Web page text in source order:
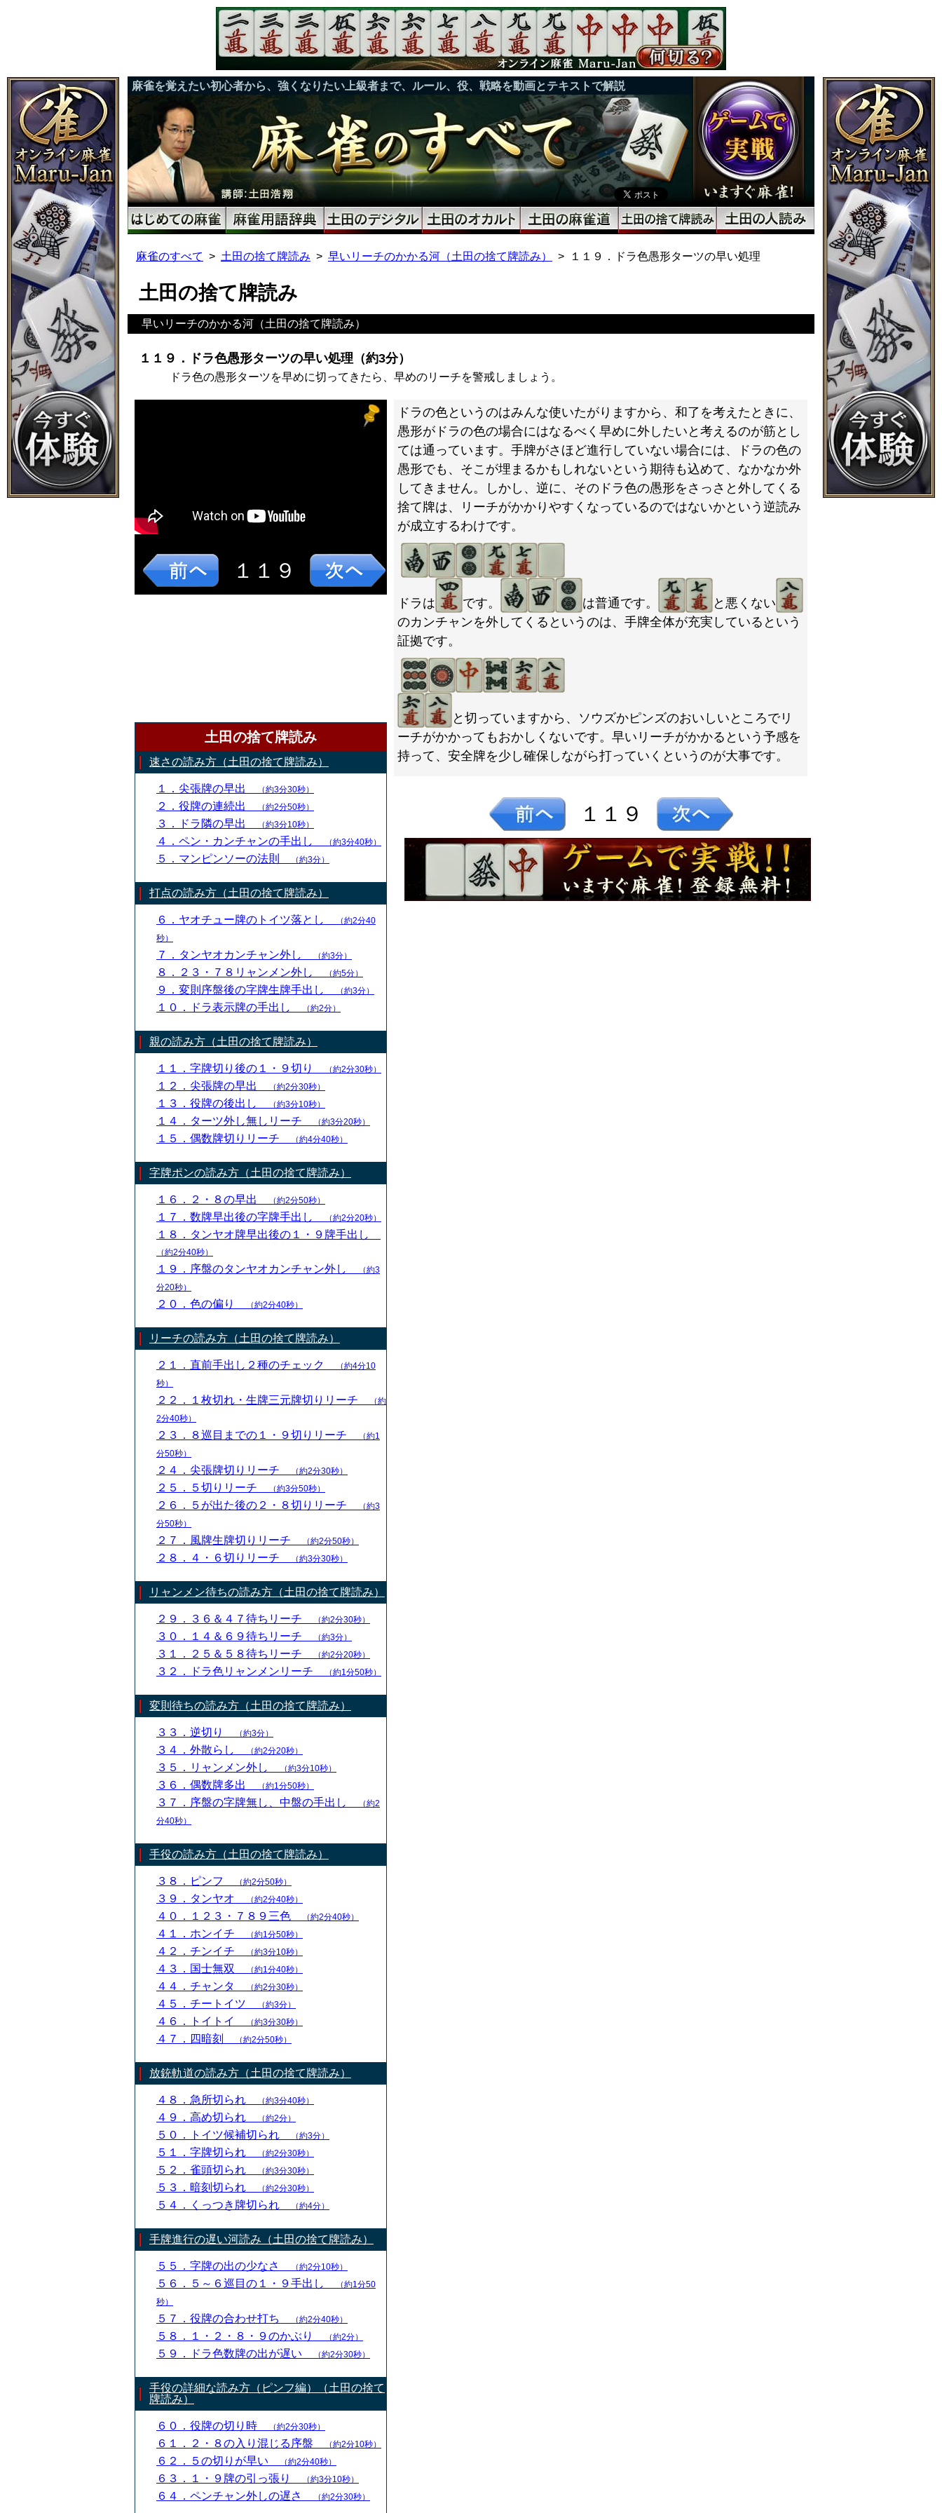
麻雀を覚えたい初心者から、強くなりたい上級者まで、ルール、役、戦略を動画とテキストで解説
麻雀のすべて 土田の捨て牌読み 早いリーチのかかる河（土田の捨て牌読み） １１９．ドラ色愚形ターツの早い処理
土田の捨て牌読み
早いリーチのかかる河（土田の捨て牌読み）
１１９．ドラ色愚形ターツの早い処理（約3分）
ドラ色の愚形ターツを早めに切ってきたら、早めのリーチを警戒しましょう。
１１９
土田の捨て牌読み
速さの読み方（土田の捨て牌読み）
１．尖張牌の早出 （約3分30秒）
２．役牌の連続出 （約2分50秒）
３．ドラ隣の早出 （約3分10秒）
４．ペン・カンチャンの手出し （約3分40秒）
５．マンピンソーの法則 （約3分）
打点の読み方（土田の捨て牌読み）
６．ヤオチュー牌のトイツ落とし
（約2分40
秒）
７．タンヤオカンチャン外し （約3分）
８．２３・７８リャンメン外し （約5分）
９．変則序盤後の字牌生牌手出し （約3分）
１０．ドラ表示牌の手出し （約2分）
親の読み方（土田の捨て牌読み）
１１．字牌切り後の１・９切り （約2分30秒）
１２．尖張牌の早出 （約2分30秒）
１３．役牌の後出し （約3分10秒）
１４．ターツ外し無しリーチ （約3分20秒）
１５．偶数牌切りリーチ （約4分40秒）
字牌ポンの読み方（土田の捨て牌読み）
１６．２・８の早出 （約2分50秒）
１７．数牌早出後の字牌手出し （約2分20秒）
１８．タンヤオ牌早出後の１・９牌手出し
（約2分40秒）
１９．序盤のタンヤオカンチャン外し
（約3
分20秒）
２０．色の偏り （約2分40秒）
リーチの読み方（土田の捨て牌読み）
２１．直前手出し２種のチェック
（約4分10
秒）
２２．１枚切れ・生牌三元牌切りリーチ
（約
2分40秒）
２３．８巡目までの１・９切りリーチ
（約1
分50秒）
２４．尖張牌切りリーチ （約2分30秒）
２５．５切りリーチ （約3分50秒）
２６．５が出た後の２・８切りリーチ
（約3
分50秒）
２７．風牌生牌切りリーチ （約2分50秒）
２８．４・６切りリーチ （約3分30秒）
リャンメン待ちの読み方（土田の捨て牌読み）
２９．３６＆４７待ちリーチ （約2分30秒）
３０．１４＆６９待ちリーチ （約3分）
３１．２５＆５８待ちリーチ （約2分20秒）
３２．ドラ色リャンメンリーチ （約1分50秒）
変則待ちの読み方（土田の捨て牌読み）
３３．逆切り （約3分）
３４．外散らし （約2分20秒）
３５．リャンメン外し （約3分10秒）
３６．偶数牌多出 （約1分50秒）
３７．序盤の字牌無し、中盤の手出し
（約2
分40秒）
手役の読み方（土田の捨て牌読み）
３８．ピンフ （約2分50秒）
３９．タンヤオ （約2分40秒）
４０．１２３・７８９三色 （約2分40秒）
４１．ホンイチ （約1分50秒）
４２．チンイチ （約3分10秒）
４３．国士無双 （約1分40秒）
４４．チャンタ （約2分30秒）
４５．チートイツ （約3分）
４６．トイトイ （約3分30秒）
４７．四暗刻 （約2分50秒）
放銃軌道の読み方（土田の捨て牌読み）
４８．急所切られ （約3分40秒）
４９．高め切られ （約2分）
５０．トイツ候補切られ （約3分）
５１．字牌切られ （約2分30秒）
５２．雀頭切られ （約3分30秒）
５３．暗刻切られ （約2分30秒）
５４．くっつき牌切られ （約4分）
手牌進行の遅い河読み（土田の捨て牌読み）
５５．字牌の出の少なさ （約2分10秒）
５６．５～６巡目の１・９手出し
（約1分50
秒）
５７．役牌の合わせ打ち （約2分40秒）
５８．１・２・８・９のかぶり （約2分）
５９．ドラ色数牌の出が遅い （約2分30秒）
手役の詳細な読み方（ピンフ編）（土田の捨て
牌読み）
６０．役牌の切り時 （約2分30秒）
６１．２・８の入り混じる序盤 （約2分10秒）
６２．５の切りが早い （約2分40秒）
６３．１・９牌の引っ張り （約3分10秒）
６４．ペンチャン外しの遅さ （約2分30秒）
ドラの色というのはみんな使いたがりますから、和了を考えたときに、
愚形がドラの色の場合にはなるべく早めに外したいと考えるのが筋とし
ては通っています。手牌がさほど進行していない場合には、ドラの色の
愚形でも、そこが埋まるかもしれないという期待も込めて、なかなか外
してきません。しかし、逆に、そのドラ色の愚形をさっさと外してくる
捨て牌は、リーチがかかりやすくなっているのではないかという逆読み
が成立するわけです。
ドラは です。 は普通です。
と悪くない
のカンチャンを外してくるというのは、手牌全体が充実しているという
証拠です。
と切っていますから、ソウズかピンズのおいしいところでリ
ーチがかかってもおかしくないです。早いリーチがかかるという予感を
持って、安全牌を少し確保しながら打っていくというのが大事です。
１１９